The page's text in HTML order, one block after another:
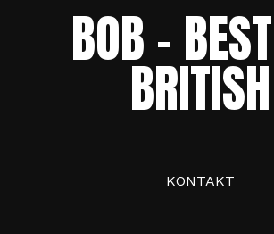
BOB –
BRITISH
KONTAKT